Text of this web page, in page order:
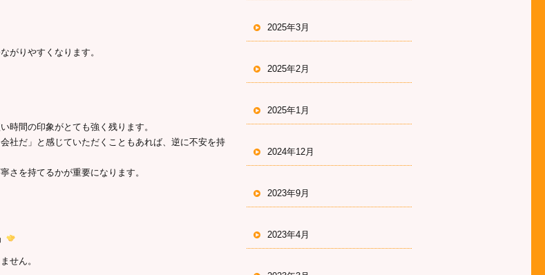
がりやすくなります。
時間の印象がとても強く残ります。
社だ」と感じていただくこともあれば、逆に不安を持
さを持てるかが重要になります。
せん。
2025年3月
2025年2月
2025年1月
2024年12月
2023年9月
2023年4月